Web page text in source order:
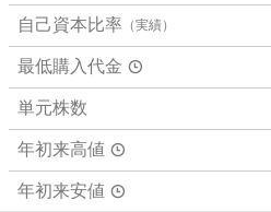
た
い
0
%
、
強
く
売
り
自己資本比率 （実績）
最低購入代金
単元株数
年初来高値
年初来安値